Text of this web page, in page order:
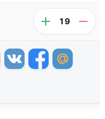
19